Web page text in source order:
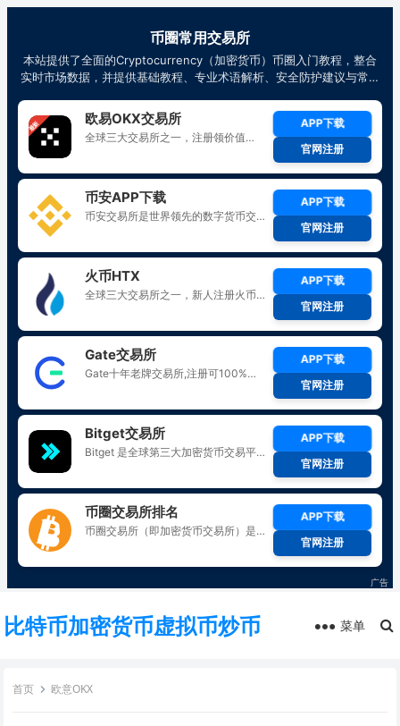
比特币加密货币虚拟币炒币 菜单
首页 欧意OKX